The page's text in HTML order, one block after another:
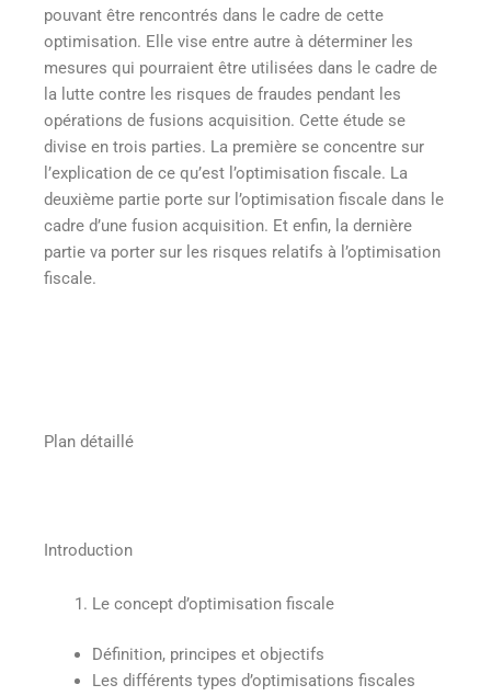
pouvant être rencontrés dans le cadre de cette
optimisation. Elle vise entre autre à déterminer les
mesures qui pourraient être utilisées dans le cadre de
la lutte contre les risques de fraudes pendant les
opérations de fusions acquisition. Cette étude se
divise en trois parties. La première se concentre sur
l’explication de ce qu’est l’optimisation fiscale. La
deuxième partie porte sur l’optimisation fiscale dans le
cadre d’une fusion acquisition. Et enfin, la dernière
partie va porter sur les risques relatifs à l’optimisation
fiscale.
Plan détaillé
Introduction
Le concept d’optimisation fiscale
Définition, principes et objectifs
Les différents types d’optimisations fiscales